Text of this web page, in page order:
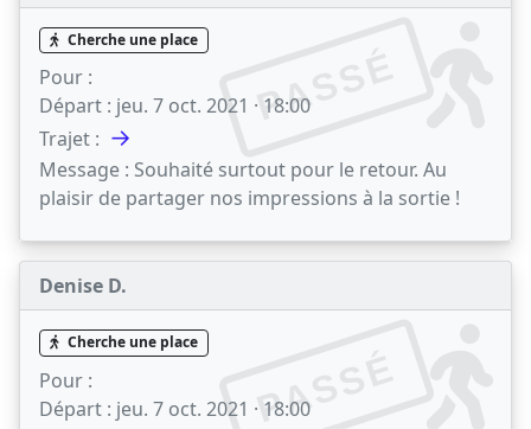
PASSÉ
Cherche une place
Pour :
Départ : jeu. 7 oct. 2021 · 18:00
Trajet : →
Message : Souhaité surtout pour le retour. Au
plaisir de partager nos impressions à la sortie !
Denise D.
PASSÉ
Cherche une place
Pour :
Départ : jeu. 7 oct. 2021 · 18:00